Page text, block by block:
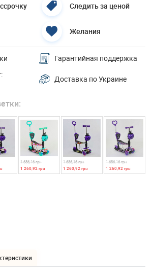
Следить за ценой
Желания
Гарантийная поддержка
Доставка по Украине
1 686,16 грн
1 260,92 грн
1 686,16 грн
1 260,92 грн
1 686,16 грн
1 260,92 грн